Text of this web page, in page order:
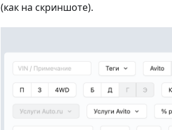
(как на скриншоте).